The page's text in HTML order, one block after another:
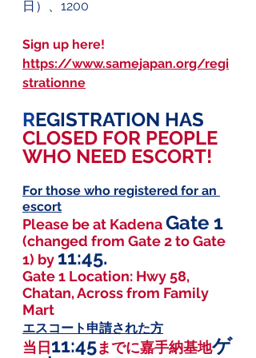
日）、1200
Sign up here!
https://www.samejapan.org/regi
strationne
REGISTRATION HAS
CLOSED FOR PEOPLE
WHO NEED ESCORT!
For those who registered for an
escort
Please be at Kadena Gate 1
(changed from Gate 2 to Gate
1) by 11:45.
Gate 1 Location: Hwy 58,
Chatan, Across from Family
Mart
エスコート申請された方
当日 11:45までに嘉手納基地ゲ